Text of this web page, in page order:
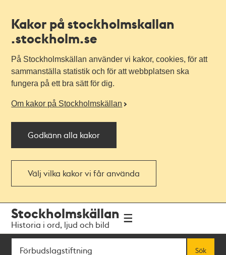
Kakor på stockholmskallan
.stockholm.se
På Stockholmskällan använder vi kakor, cookies, för att
sammanställa statistik och för att webbplatsen ska
fungera på ett bra sätt för dig.
Om kakor på Stockholmskällan
Godkänn alla kakor
Välj vilka kakor vi får använda
navigationen
huvudinnehållet
Stockholmskällan
Historia i ord, ljud och bild
Sök
Sök